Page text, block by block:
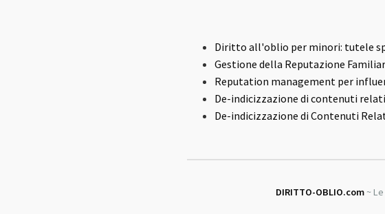
Diritto all'oblio per minori: tutele
Gestione della Reputazione
Reputation management per
De-indicizzazione di contenuti
De-indicizzazione di Contenuti
DIRITTO-OBLIO.com ~